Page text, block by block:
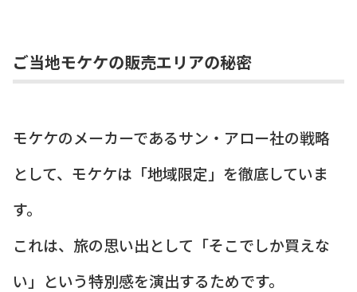
ご当地モケケの販売エリアの秘密
モケケのメーカーであるサン・アロー社の戦略
として、モケケは「地域限定」を徹底していま
す。
これは、旅の思い出として「そこでしか買えな
い」という特別感を演出するためです。